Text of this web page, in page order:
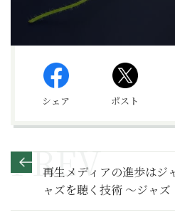
シェア ポスト
再生メディアの進歩はジ
ャズを聴く技術 〜ジャ
道43】